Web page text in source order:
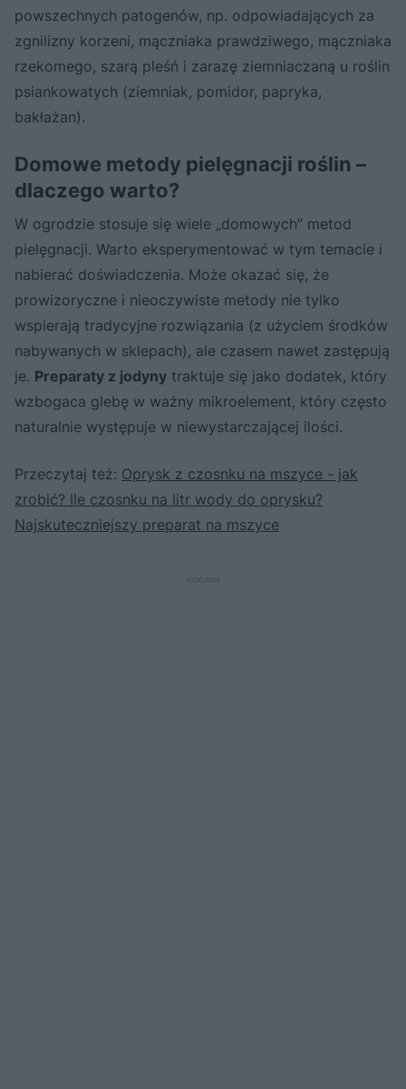
powszechnych patogenów, np. odpowiadających za
zgnilizny korzeni, mączniaka prawdziwego, mączniaka
rzekomego, szarą pleśń i zarazę ziemniaczaną u roślin
psiankowatych (ziemniak, pomidor, papryka,
bakłażan).
Domowe metody pielęgnacji roślin –
dlaczego warto?
W ogrodzie stosuje się wiele „domowych” metod
pielęgnacji. Warto eksperymentować w tym temacie i
nabierać doświadczenia. Może okazać się, że
prowizoryczne i nieoczywiste metody nie tylko
wspierają tradycyjne rozwiązania (z użyciem środków
nabywanych w sklepach), ale czasem nawet zastępują
je. Preparaty z jodyny traktuje się jako dodatek, który
wzbogaca glebę w ważny mikroelement, który często
naturalnie występuje w niewystarczającej ilości.
Przeczytaj też: Oprysk z czosnku na mszyce - jak
zrobić? Ile czosnku na litr wody do oprysku?
Najskuteczniejszy preparat na mszyce